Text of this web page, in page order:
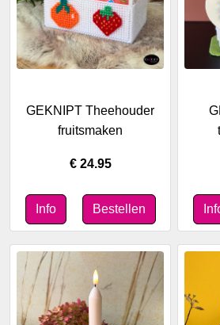
GEKNIPT Theehouder
fruitsmaken
€ 24.95